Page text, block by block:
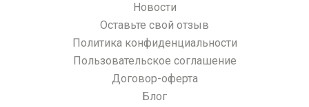
Новости
Оставьте свой отзыв
Политика конфиденциальности
Пользовательское соглашение
Договор-оферта
Блог